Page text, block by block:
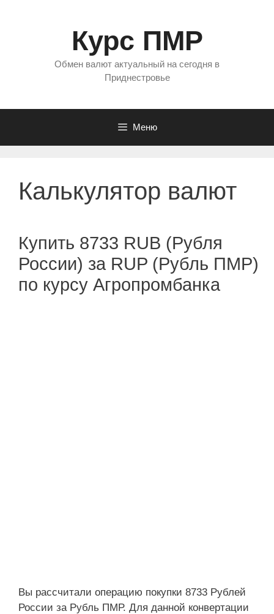
Курс ПМР
Обмен валют актуальный на сегодня в
Приднестровье
Меню
Калькулятор валют
Купить 8733 RUB (Рубля
России) за RUP (Рубль ПМР)
по курсу Агропромбанка
Вы рассчитали операцию покупки 8733 Рублей
России за Рубль ПМР. Для данной конвертации